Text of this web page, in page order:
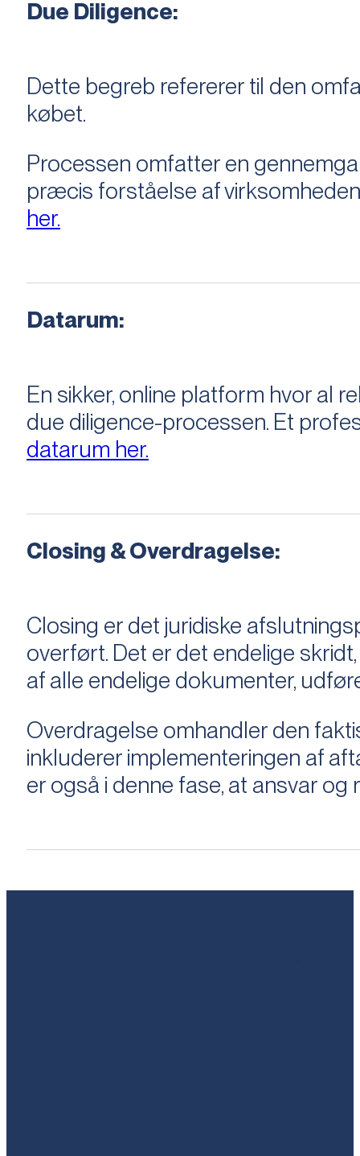
Due Diligence:
Dette begreb refererer til den
købet.
Processen omfatter en
præcis forståelse af
her.
Datarum:
En sikker, online platform hvor al
due diligence-processen. Et
datarum her.
Closing & Overdragelse:
Closing er det juridiske
overført. Det er det endelige
af alle endelige dokumenter,
Overdragelse omhandler den
inkluderer implementeringen af
er også i denne fase, at ansvar